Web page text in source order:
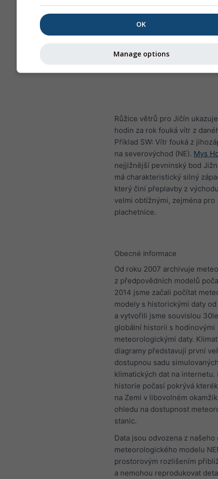
Růžice větrů pro Jičín
hodin za rok fouká vítr z
Příklad SW: Vítr fouká z
na severovýchod (NE). Mys
nejjižnější pevninský bod
má charakteristický silný
který činí přeplavby z
velmi obtížnými, zejména pro
plachetnice.
Obecné informace
Od roku 2007 archivuje
z předpovědních modelů
2014 jsme začali počítat
modely s historickými daty
a vytvořili jsme souvislou
globální historii s hodinovými
meteorologickými daty.
diagramy představují první
dostupnou sadu
klimatických dat na internetu.
historie počasí pokrývá
na Zemi v libovolném
ohledu na dostupnost
stanic.
Data jsou odvozena z
meteorologického modelu
prostorovým rozlišením
a nemohou reprodukovat
OK
Manage options